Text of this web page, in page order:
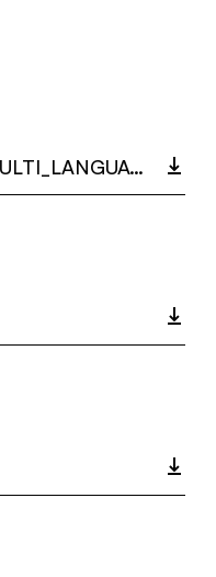
21003-300-DIM_LOOP_MULTI_LANGUAGE_9319_INST.PDF